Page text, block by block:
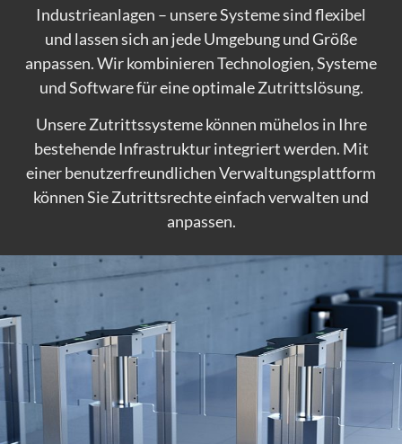
Industrieanlagen – unsere Systeme sind flexibel
und lassen sich an jede Umgebung und Größe
anpassen. Wir kombinieren Technologien, Systeme
und Software für eine optimale Zutrittslösung.
Unsere Zutrittssysteme können mühelos in Ihre
bestehende Infrastruktur integriert werden. Mit
einer benutzerfreundlichen Verwaltungsplattform
können Sie Zutrittsrechte einfach verwalten und
anpassen.